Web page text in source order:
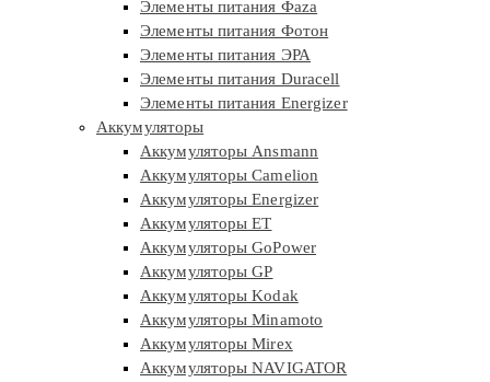
Элементы питания Фaza
Элементы питания Фотон
Элементы питания ЭРА
Элементы питания Duracell
Элементы питания Energizer
Аккумуляторы
Аккумуляторы Ansmann
Аккумуляторы Camelion
Аккумуляторы Energizer
Аккумуляторы ET
Аккумуляторы GoPower
Аккумуляторы GP
Аккумуляторы Kodak
Аккумуляторы Minamoto
Аккумуляторы Mirex
Аккумуляторы NAVIGATOR